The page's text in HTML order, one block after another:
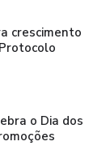
crescimento
o Dia dos